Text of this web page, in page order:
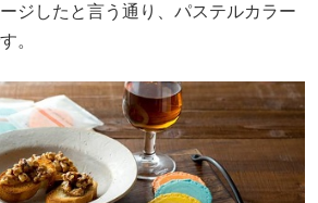
ジしたと言う通り、パステルカラー
。